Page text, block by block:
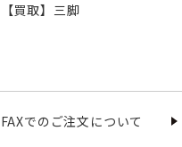
【買取】三脚
FAXでのご注文について